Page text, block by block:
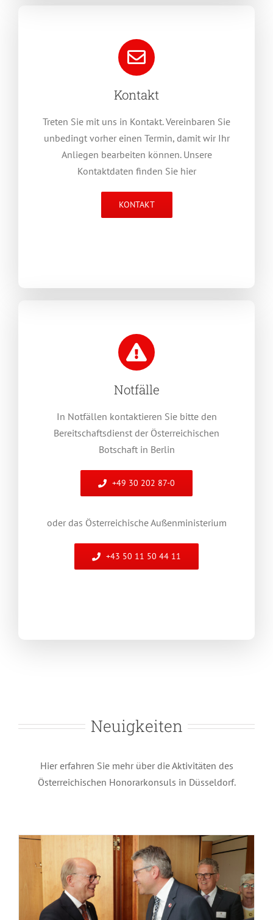
Kontakt
Treten Sie mit uns in Kontakt. Vereinbaren Sie
unbedingt vorher einen Termin, damit wir Ihr
Anliegen bearbeiten können. Unsere
Kontaktdaten finden Sie hier
KONTAKT
Notfälle
In Notfällen kontaktieren Sie bitte den
Bereitschaftsdienst der Österreichischen
Botschaft in Berlin
+49 30 202 87-0
oder das Österreichische Außenministerium
+43 50 11 50 44 11
Neuigkeiten
Hier erfahren Sie mehr über die Aktivitäten des
Österreichischen Honorarkonsuls in Düsseldorf.
Frühlingsempfang für das
Konsularische Korps im Landtag
Nordrhein-Westfalen